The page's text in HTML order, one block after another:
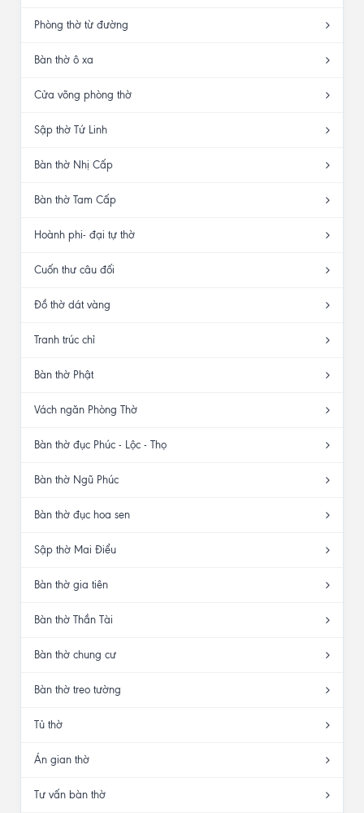
Phòng thờ từ đường
Bàn thờ ô xa
Cửa võng phòng thờ
Sập thờ Tứ Linh
Bàn thờ Nhị Cấp
Bàn thờ Tam Cấp
Hoành phi- đại tự thờ
Cuốn thư câu đối
Đồ thờ dát vàng
Tranh trúc chỉ
Bàn thờ Phật
Vách ngăn Phòng Thờ
Bàn thờ đục Phúc - Lộc - Thọ
Bàn thờ Ngũ Phúc
Bàn thờ đục hoa sen
Sập thờ Mai Điểu
Bàn thờ gia tiên
Bàn thờ Thần Tài
Bàn thờ chung cư
Bàn thờ treo tường
Tủ thờ
Án gian thờ
Tư vấn bàn thờ